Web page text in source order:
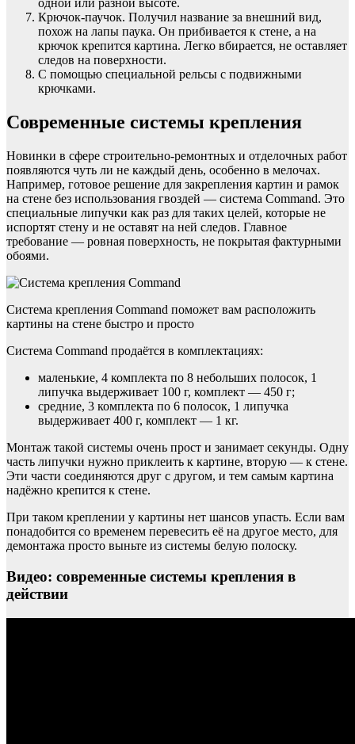
одной или разной высоте.
Крючок-паучок. Получил название за внешний вид,
похож на лапы паука. Он прибивается к стене, а на
крючок крепится картина. Легко вбирается, не оставляет
следов на поверхности.
С помощью специальной рельсы с подвижными
крючками.
Современные системы крепления
Новинки в сфере строительно-ремонтных и отделочных работ
появляются чуть ли не каждый день, особенно в мелочах.
Например, готовое решение для закрепления картин и рамок
на стене без использования гвоздей — система Command. Это
специальные липучки как раз для таких целей, которые не
испортят стену и не оставят на ней следов. Главное
требование — ровная поверхность, не покрытая фактурными
обоями.
Система крепления Command поможет вам расположить
картины на стене быстро и просто
Система Command продаётся в комплектациях:
маленькие, 4 комплекта по 8 небольших полосок, 1
липучка выдерживает 100 г, комплект — 450 г;
средние, 3 комплекта по 6 полосок, 1 липучка
выдерживает 400 г, комплект — 1 кг.
Монтаж такой системы очень прост и занимает секунды. Одну
часть липучки нужно приклеить к картине, вторую — к стене.
Эти части соединяются друг с другом, и тем самым картина
надёжно крепится к стене.
При таком креплении у картины нет шансов упасть. Если вам
понадобится со временем перевесить её на другое место, для
демонтажа просто выньте из системы белую полоску.
Видео: современные системы крепления в
действии